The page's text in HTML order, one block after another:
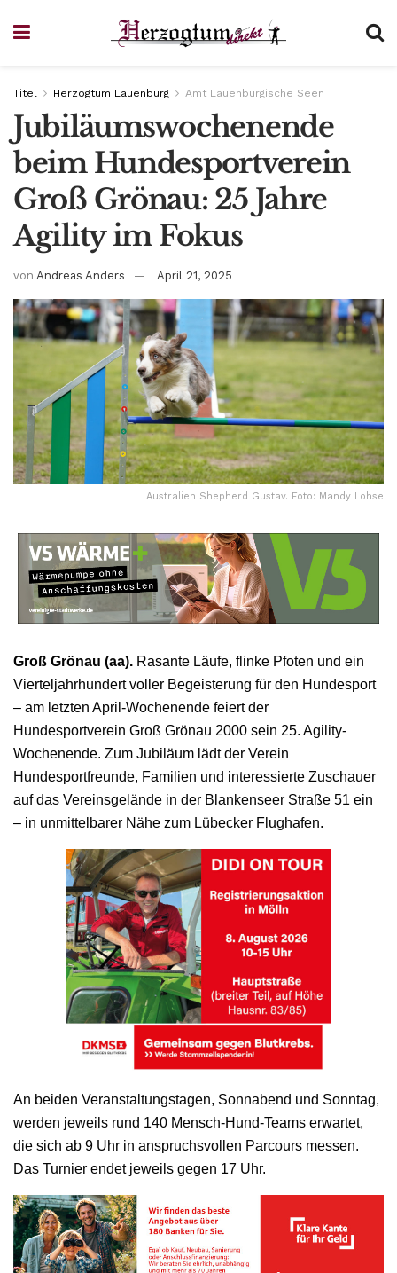
Titel Herzogtum Lauenburg Amt Lauenburgische Seen
Jubiläumswochenende
beim Hundesportverein
Groß Grönau: 25 Jahre
Agility im Fokus
von Andreas Anders April 21, 2025
Australien Shepherd Gustav. Foto: Mandy Lohse
Groß Grönau (aa). Rasante Läufe, flinke Pfoten und ein
Vierteljahrhundert voller Begeisterung für den Hundesport
– am letzten April-Wochenende feiert der
Hundesportverein Groß Grönau 2000 sein 25. Agility-
Wochenende. Zum Jubiläum lädt der Verein
Hundesportfreunde, Familien und interessierte Zuschauer
auf das Vereinsgelände in der Blankenseer Straße 51 ein
– in unmittelbarer Nähe zum Lübecker Flughafen.
An beiden Veranstaltungstagen, Sonnabend und Sonntag,
werden jeweils rund 140 Mensch-Hund-Teams erwartet,
die sich ab 9 Uhr in anspruchsvollen Parcours messen.
Das Turnier endet jeweils gegen 17 Uhr.